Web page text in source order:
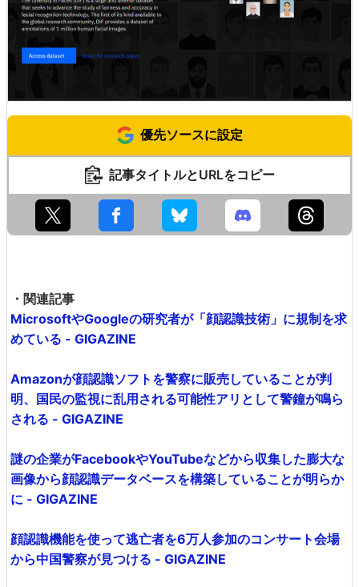
優先ソースに設定
記事タイトルとURLをコピー
・関連記事
MicrosoftやGoogleの研究者が「顔認識技術」に規制を求
めている - GIGAZINE
Amazonが顔認識ソフトを警察に販売していることが判
明、国民の監視に乱用される可能性アリとして警鐘が鳴ら
される - GIGAZINE
謎の企業がFacebookやYouTubeなどから収集した膨大な
画像から顔認識データベースを構築していることが明らか
に - GIGAZINE
顔認識機能を使って逃亡者を6万人参加のコンサート会場
から中国警察が見つける - GIGAZINE